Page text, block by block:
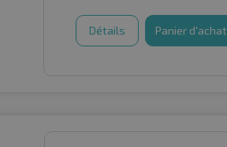
Détails Panier d'achat